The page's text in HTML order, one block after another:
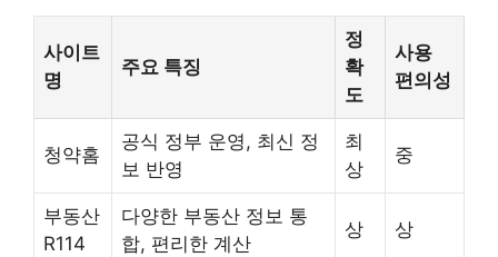
사이트
명
주요 특징
정
확
도
사용
편의성
청약홈
공식 정부 운영, 최신 정
보 반영
최
상
중
부동산
R114
다양한 부동산 정보 통
합, 편리한 계산
상 상